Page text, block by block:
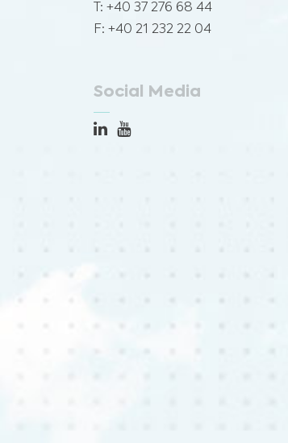
T: +40 37 276 68 44
F: +40 21 232 22 04
Social Media